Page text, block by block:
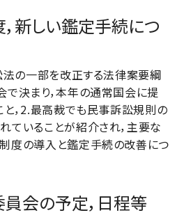
新しい鑑定手続につ
法の一部を改正する法律案要綱
決まり，本年の通常国会に提
と，2.最高裁でも民事訴訟規則の
ていることが紹介され，主要な
度の導入と鑑定手続の改善につ
会の予定，日程等